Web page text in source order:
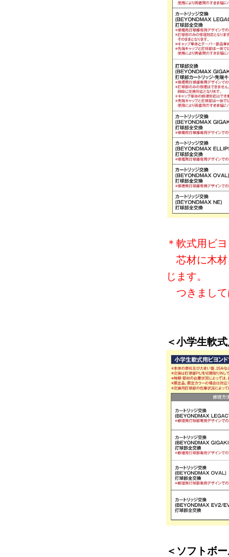
＊軟式用ビ
芯材に木材
じます。
つきまして
＜小学生軟
＜ソフトボ